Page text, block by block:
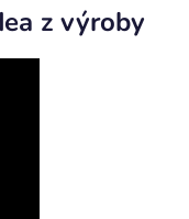
z výroby